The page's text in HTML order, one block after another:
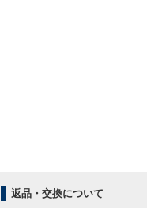
返品・交換について